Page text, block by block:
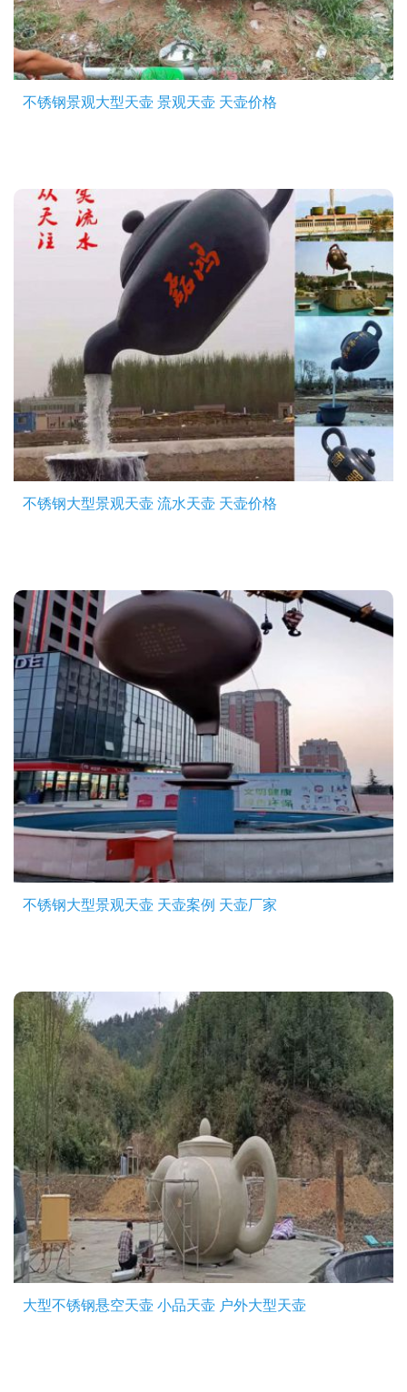
不锈钢景观大型天壶 景观天壶 天壶价格
不锈钢大型景观天壶 流水天壶 天壶价格
不锈钢大型景观天壶 天壶案例 天壶厂家
大型不锈钢悬空天壶 小品天壶 户外大型天壶